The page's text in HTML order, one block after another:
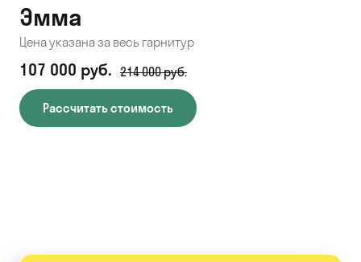
Эмма
Цена указана за весь гарнитур
107 000 руб. 214 000 руб.
Рассчитать стоимость